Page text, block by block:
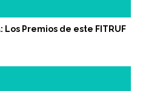
Premios de este FITRUF